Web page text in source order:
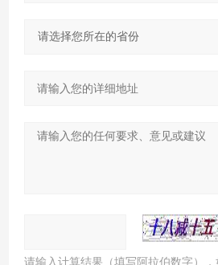
请输入计算结果（填写阿拉伯数字）